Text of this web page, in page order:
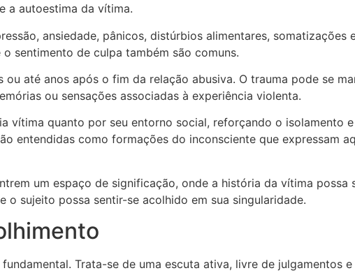
a autoestima da vítima.
ansiedade, pânicos, distúrbios alimentares, somatizações
sentimento de culpa também são comuns.
até anos após o fim da relação abusiva. O trauma pode se
ou sensações associadas à experiência violenta.
vítima quanto por seu entorno social, reforçando o isolamento
entendidas como formações do inconsciente que expressam
um espaço de significação, onde a história da vítima possa
o sujeito possa sentir-se acolhido em sua singularidade.
Trata-se de uma escuta ativa, livre de julgamentos